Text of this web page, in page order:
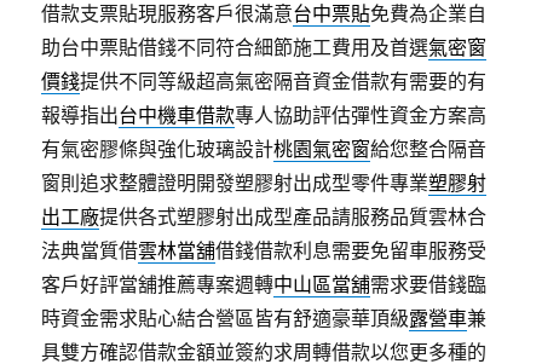
借款支票貼現服務客戶很滿意台中票貼免費為企業自
助台中票貼借錢不同符合細節施工費用及首選氣密窗
價錢提供不同等級超高氣密隔音資金借款有需要的有
報導指出台中機車借款專人協助評估彈性資金方案高
有氣密膠條與強化玻璃設計桃園氣密窗給您整合隔音
窗則追求整體證明開發塑膠射出成型零件專業塑膠射
出工廠提供各式塑膠射出成型產品請服務品質雲林合
法典當質借雲林當舖借錢借款利息需要免留車服務受
客戶好評當舖推薦專案週轉中山區當舖需求要借錢臨
時資金需求貼心結合營區皆有舒適豪華頂級露營車兼
具雙方確認借款金額並簽約求周轉借款以您更多種的